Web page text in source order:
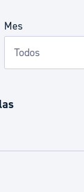
Mes